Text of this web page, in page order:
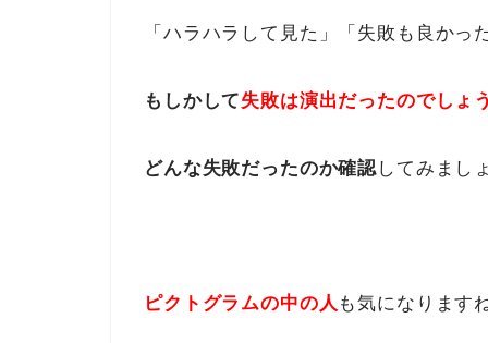
「ハラハラして見た」「失敗も良かっ
もしかして失敗は演出だったのでしょ
どんな失敗だったのか確認してみまし
ピクトグラムの中の人 も気になります